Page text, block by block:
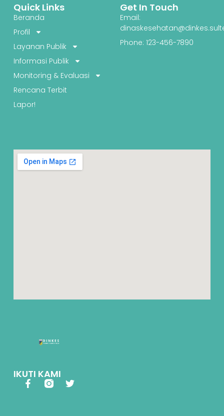
IKUTI KAMI
Quick Links
Beranda
Profil
Layanan Publik
Informasi Publik
Monitoring & Evaluasi
Rencana Terbit
Lapor!
Get In Touch
Email:
Phone: 123-456-7890